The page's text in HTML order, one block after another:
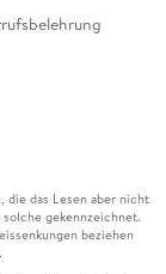
die das Lesen aber nicht
gekennzeichnet.
beziehen